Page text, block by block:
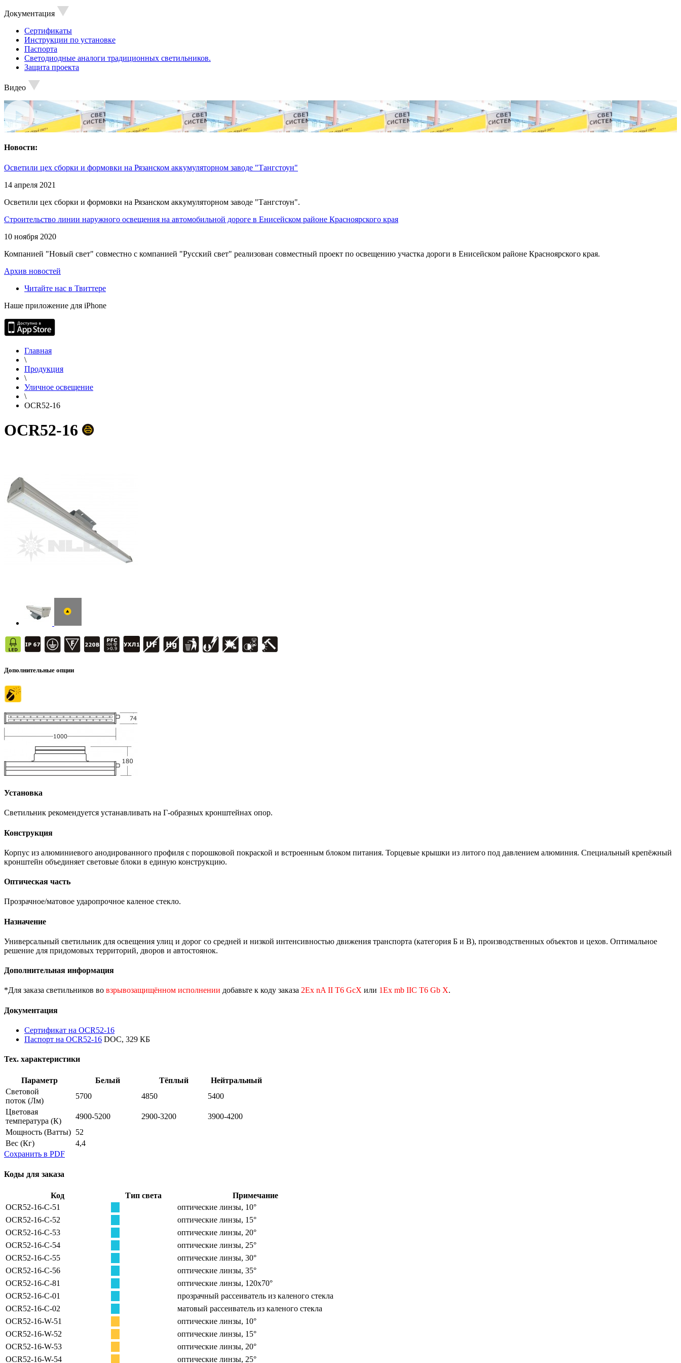
Документация
Сертификаты
Инструкции по установке
Паспорта
Светодиодные аналоги традиционных светильников.
Защита проекта
Видео
Новости:
Осветили цех сборки и формовки на Рязанском аккумуляторном заводе "Тангстоун"
14 апреля 2021
Осветили цех сборки и формовки на Рязанском аккумуляторном заводе "Тангстоун".
Строительство линии наружного освещения на автомобильной дороге в Енисейском районе Красноярского края
10 ноября 2020
Компанией "Новый свет" совместно с компанией "Русский свет" реализован совместный проект по освещению участка дороги в Енисейском районе Красноярского края.
Архив новостей
Читайте нас в Твиттере
Наше приложение для iPhone
Главная
\
Продукция
\
Уличное освещение
\
OCR52-16
OCR52-16
Дополнительные опции
Установка
Светильник рекомендуется устанавливать на Г-образных кронштейнах опор.
Конструкция
Корпус из алюминиевого анодированного профиля с порошковой покраской и встроенным блоком питания. Торцевые крышки из литого под давлением алюминия. Специальный крепёжный
кронштейн объединяет световые блоки в единую конструкцию.
Оптическая часть
Прозрачное/матовое ударопрочное каленое стекло.
Назначение
Универсальный светильник для освещения улиц и дорог со средней и низкой интенсивностью движения транспорта (категория Б и В), производственных объектов и цехов. Оптимальное
решение для придомовых территорий, дворов и автостоянок.
Дополнительная информация
*Для заказа светильников во взрывозащищённом исполнении добавьте к коду заказа 2Ех nA II T6 GcX или 1Ex mb IIC T6 Gb X.
Документация
Сертификат на OCR52-16
Паспорт на OCR52-16 DOC, 329 КБ
Тех. характеристики
Параметр Белый Тёплый
Нейтральный
Световой
поток (Лм)
5700 4850
5400
Цветовая
температура (К)
4900-5200 2900-3200
3900-4200
Мощность (Ватты) 52
Вес (Кг)
4,4
Сохранить в PDF
Коды для заказа
Код Тип света
Примечание
OCR52-16-C-51
оптические линзы, 10°
OCR52-16-C-52
оптические линзы, 15°
OCR52-16-C-53
оптические линзы, 20°
OCR52-16-C-54
оптические линзы, 25°
OCR52-16-C-55
оптические линзы, 30°
OCR52-16-C-56
оптические линзы, 35°
OCR52-16-C-81
оптические линзы, 120х70°
OCR52-16-C-01
прозрачный рассеиватель из каленого стекла
OCR52-16-C-02
матовый рассеиватель из каленого стекла
OCR52-16-W-51
оптические линзы, 10°
OCR52-16-W-52
оптические линзы, 15°
OCR52-16-W-53
оптические линзы, 20°
OCR52-16-W-54
оптические линзы, 25°